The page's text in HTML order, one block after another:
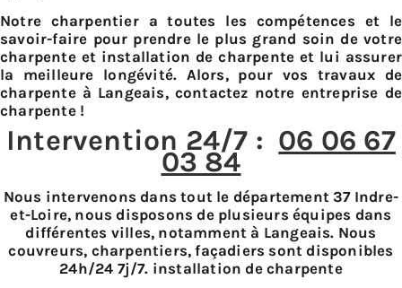
Notre charpentier a toutes les compétences et le
savoir-faire pour prendre le plus grand soin de votre
charpente et installation de charpente et lui assurer
la meilleure longévité. Alors, pour vos travaux de
charpente à Langeais, contactez notre entreprise de
charpente !
Intervention 24/7 : 06 06 67
03 84
Nous intervenons dans tout le département 37 Indre-
et-Loire, nous disposons de plusieurs équipes dans
différentes villes, notamment à Langeais. Nous
couvreurs, charpentiers, façadiers sont disponibles
24h/24 7j/7. installation de charpente